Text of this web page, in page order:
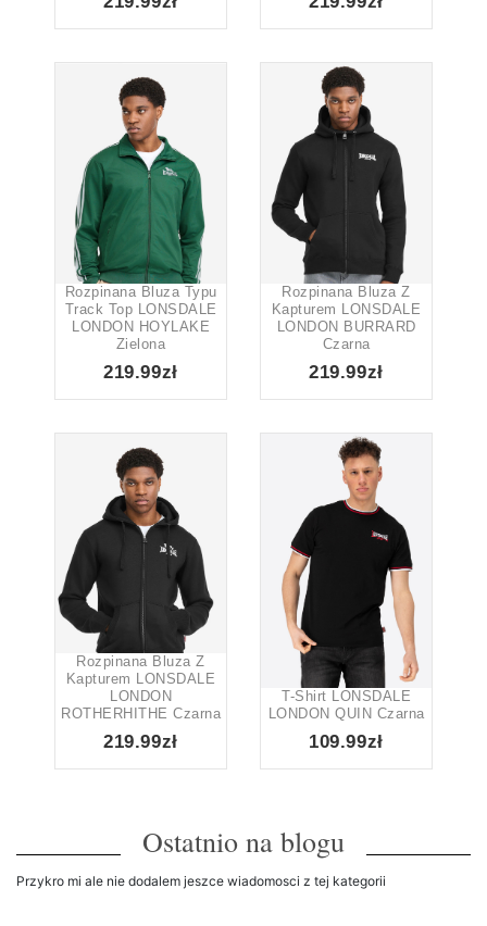
Rozpinana Bluza Typu
Track Top LONSDALE
LONDON HOYLAKE
Zielona
219.99zł
Rozpinana Bluza Z
Kapturem LONSDALE
LONDON BURRARD
Czarna
219.99zł
Rozpinana Bluza Z
Kapturem LONSDALE
LONDON
ROTHERHITHE Czarna
219.99zł
T-Shirt LONSDALE
LONDON QUIN Czarna
109.99zł
Ostatnio na blogu
Przykro mi ale nie dodalem jeszce wiadomosci z tej kategorii